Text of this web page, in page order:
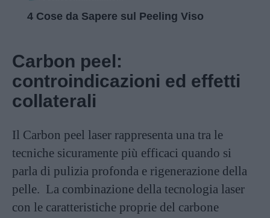
4 Cose da Sapere sul Peeling Viso
Carbon peel:
controindicazioni ed effetti
collaterali
Il Carbon peel laser rappresenta una tra le
tecniche sicuramente più efficaci quando si
parla di pulizia profonda e rigenerazione della
pelle. La combinazione della tecnologia laser
con le caratteristiche proprie del carbone